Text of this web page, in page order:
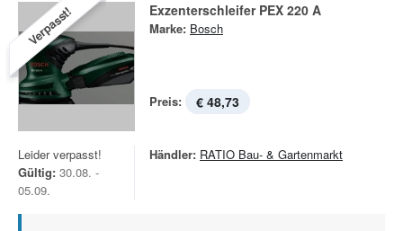
Verpasst! Exzenterschleifer PEX 220 A
Marke: Bosch
Preis: € 48,73
Leider verpasst!
Gültig: 30.08. -
05.09.
Händler: RATIO Bau- & Gartenmarkt